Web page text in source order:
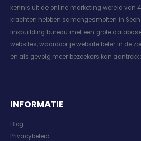
kennis uit de online marketing wereld van
krachten hebben samengesmolten in
linkbuilding bureau met een grote
websites, waardoor je website beter in de
en als gevolg meer bezoekers kan
INFORMATIE
Blog
Privacybeleid